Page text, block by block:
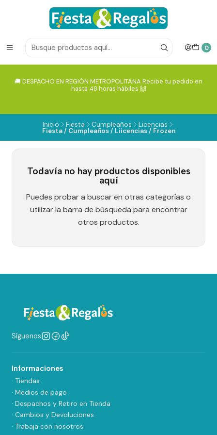
0
🚚 DESPACHO EN REGIÓN METROPOLITANA Recibe tu pedido en
hasta 48 horas hábiles 🙌
Inicio Fiesta Cumpleaños Licencias
Fiesta / Cumpleaños / Liicencias / Frozen
Todavía no hay productos disponibles
aquí
Puedes probar a buscar en otras categorías o
utilizar la barra de búsqueda para encontrar
otros productos.
Síguenos
Informaciones
· Tiendas
· Medios de pago
· Despachos y Retiro en Tienda
· Cambios y Devoluciones
· Trabaja con nosotros